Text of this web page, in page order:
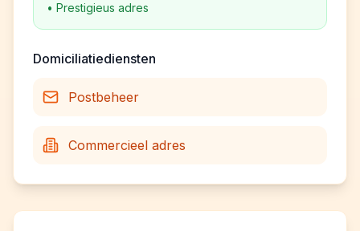
• Prestigieus adres
Domiciliatiediensten
Postbeheer
Commercieel adres